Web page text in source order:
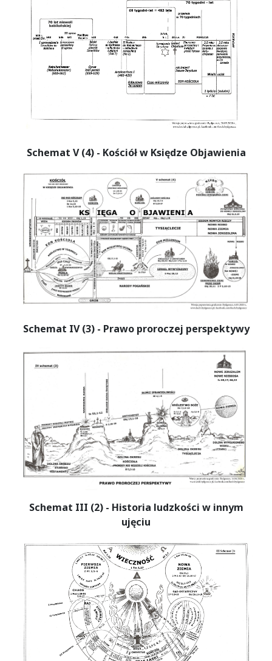
Schemat V (4) - Kościół w Księdze Objawienia
Schemat IV (3) - Prawo proroczej perspektywy
Schemat III (2) - Historia ludzkości w innym
ujęciu